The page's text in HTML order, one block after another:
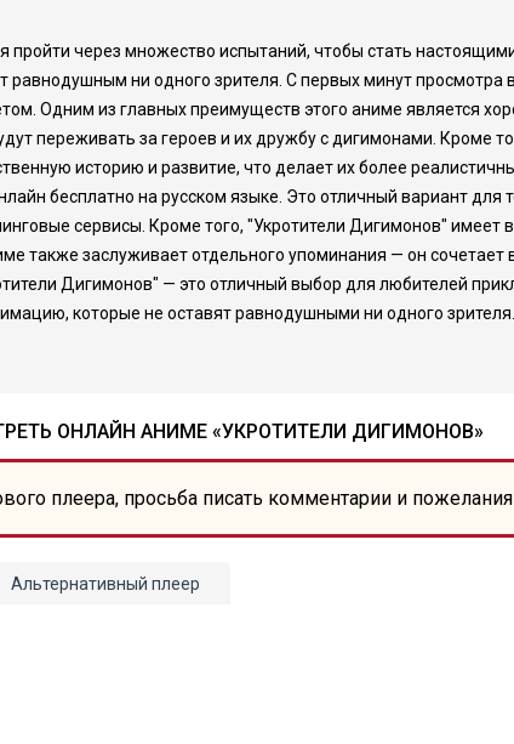
через множество испытаний, чтобы стать
ни одного зрителя. С первых минут просмотра
Одним из главных преимуществ этого аниме является
переживать за героев и их дружбу с дигимонами. Кроме
историю и развитие, что делает их более
бесплатно на русском языке. Это отличный вариант для
сервисы. Кроме того, "Укротители Дигимонов"
также заслуживает отдельного упоминания — он
Дигимонов" — это отличный выбор для любителей
которые не оставят равнодушными ни одного
ОНЛАЙН АНИМЕ «УКРОТИТЕЛИ ДИГИМОНОВ»
плеера, просьба писать комментарии и
Альтернативный плеер